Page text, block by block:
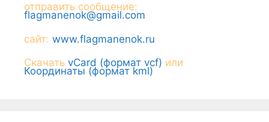
отправить сообщение:
flagmanenok@gmail.com
сайт: www.flagmanenok.ru
Скачать vCard (формат vcf) или
Координаты (формат kml)